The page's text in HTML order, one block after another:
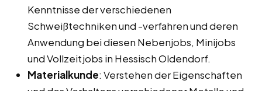
Kenntnisse der verschiedenen
Schweißtechniken und -verfahren und deren
Anwendung bei diesen Nebenjobs, Minijobs
und Vollzeitjobs in Hessisch Oldendorf.
Materialkunde: Verstehen der Eigenschaften